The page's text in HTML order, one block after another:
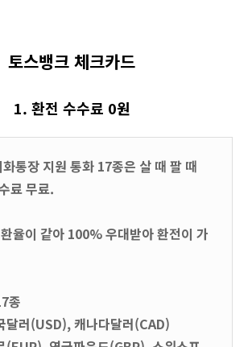
토스뱅크 체크카드
1. 환전 수수료 0원
통장 지원 통화 17종은 살 때 팔 때
료 무료.
율이 같아 100% 우대받아 환전이 가
종
러(USD), 캐나다달러(CAD)